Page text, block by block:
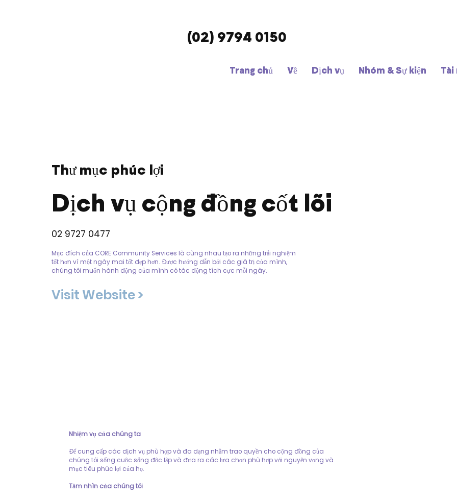
(02) 9794 0150
Trang chủ Về Dịch vụ Nhóm & Sự kiện Tài
02 9727 0477
Thư mục phúc lợi
Dịch vụ cộng đồng cốt lõi
Mục đích của CORE Community Services là cùng nhau tạo ra những trải nghiệm
tốt hơn vì một ngày mai tốt đẹp hơn. Được hướng dẫn bởi các giá trị của mình,
chúng tôi muốn hành động của mình có tác động tích cực mỗi ngày.
Visit Website >
Nhiệm vụ của chúng ta
Để cung cấp các dịch vụ phù hợp và đa dạng nhằm trao quyền cho cộng đồng của
chúng tôi sống cuộc sống độc lập và đưa ra các lựa chọn phù hợp với nguyện vọng và
mục tiêu phúc lợi của họ.
Tầm nhìn của chúng tôi